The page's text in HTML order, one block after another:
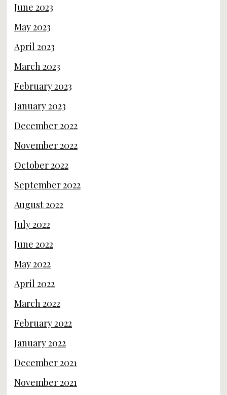
June 2023
May 2023
April 2023
March 2023
February 2023
January 2023
December 2022
November 2022
October 2022
September 2022
August 2022
July 2022
June 2022
May 2022
April 2022
March 2022
February 2022
January 2022
December 2021
November 2021